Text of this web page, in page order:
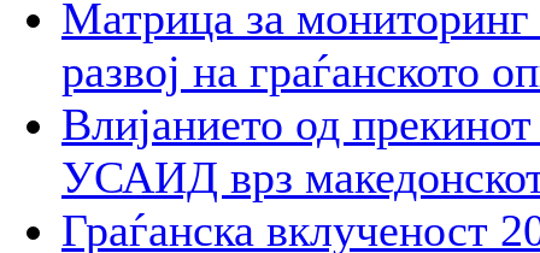
Матрица за мониторинг
развој на граѓанското
Влијанието од
УСАИД врз
Граѓанска вклученост